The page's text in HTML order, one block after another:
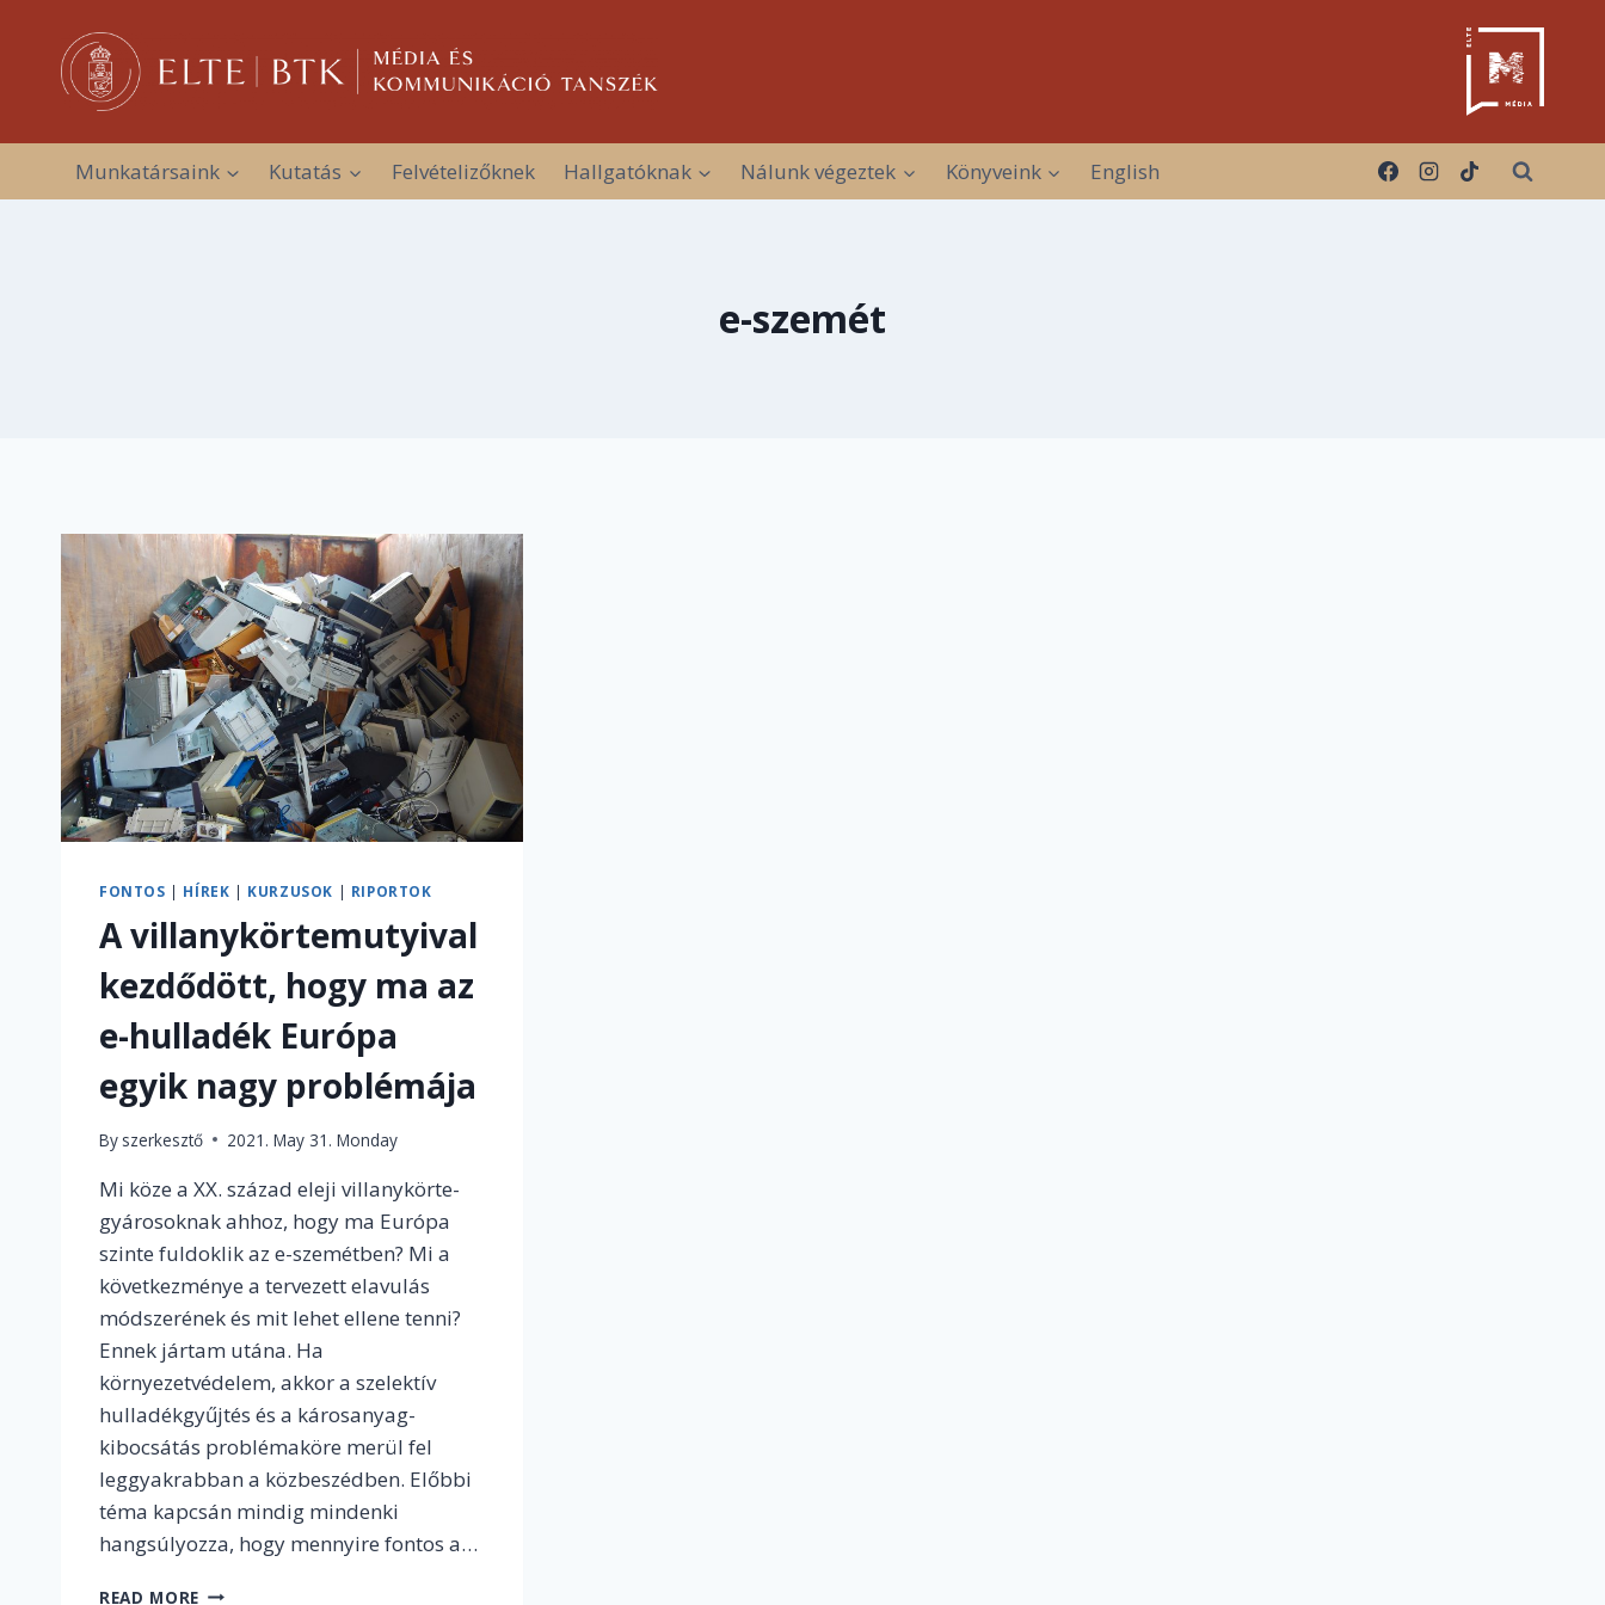
content
Munkatársaink Kutatás Felvételizőknek Hallgatóknak Nálunk végeztek Könyveink English
e-szemét
FONTOS | HÍREK | KURZUSOK | RIPORTOK
A villanykörtemutyival
kezdődött, hogy ma az
e-hulladék Európa
egyik nagy problémája
By szerkesztő 2021. May 31. Monday
Mi köze a XX. század eleji villanykörte-
gyárosoknak ahhoz, hogy ma Európa
szinte fuldoklik az e-szemétben? Mi a
következménye a tervezett elavulás
módszerének és mit lehet ellene tenni?
Ennek jártam utána. Ha
környezetvédelem, akkor a szelektív
hulladékgyűjtés és a károsanyag-
kibocsátás problémaköre merül fel
leggyakrabban a közbeszédben. Előbbi
téma kapcsán mindig mindenki
hangsúlyozza, hogy mennyire fontos a…
READ MORE A